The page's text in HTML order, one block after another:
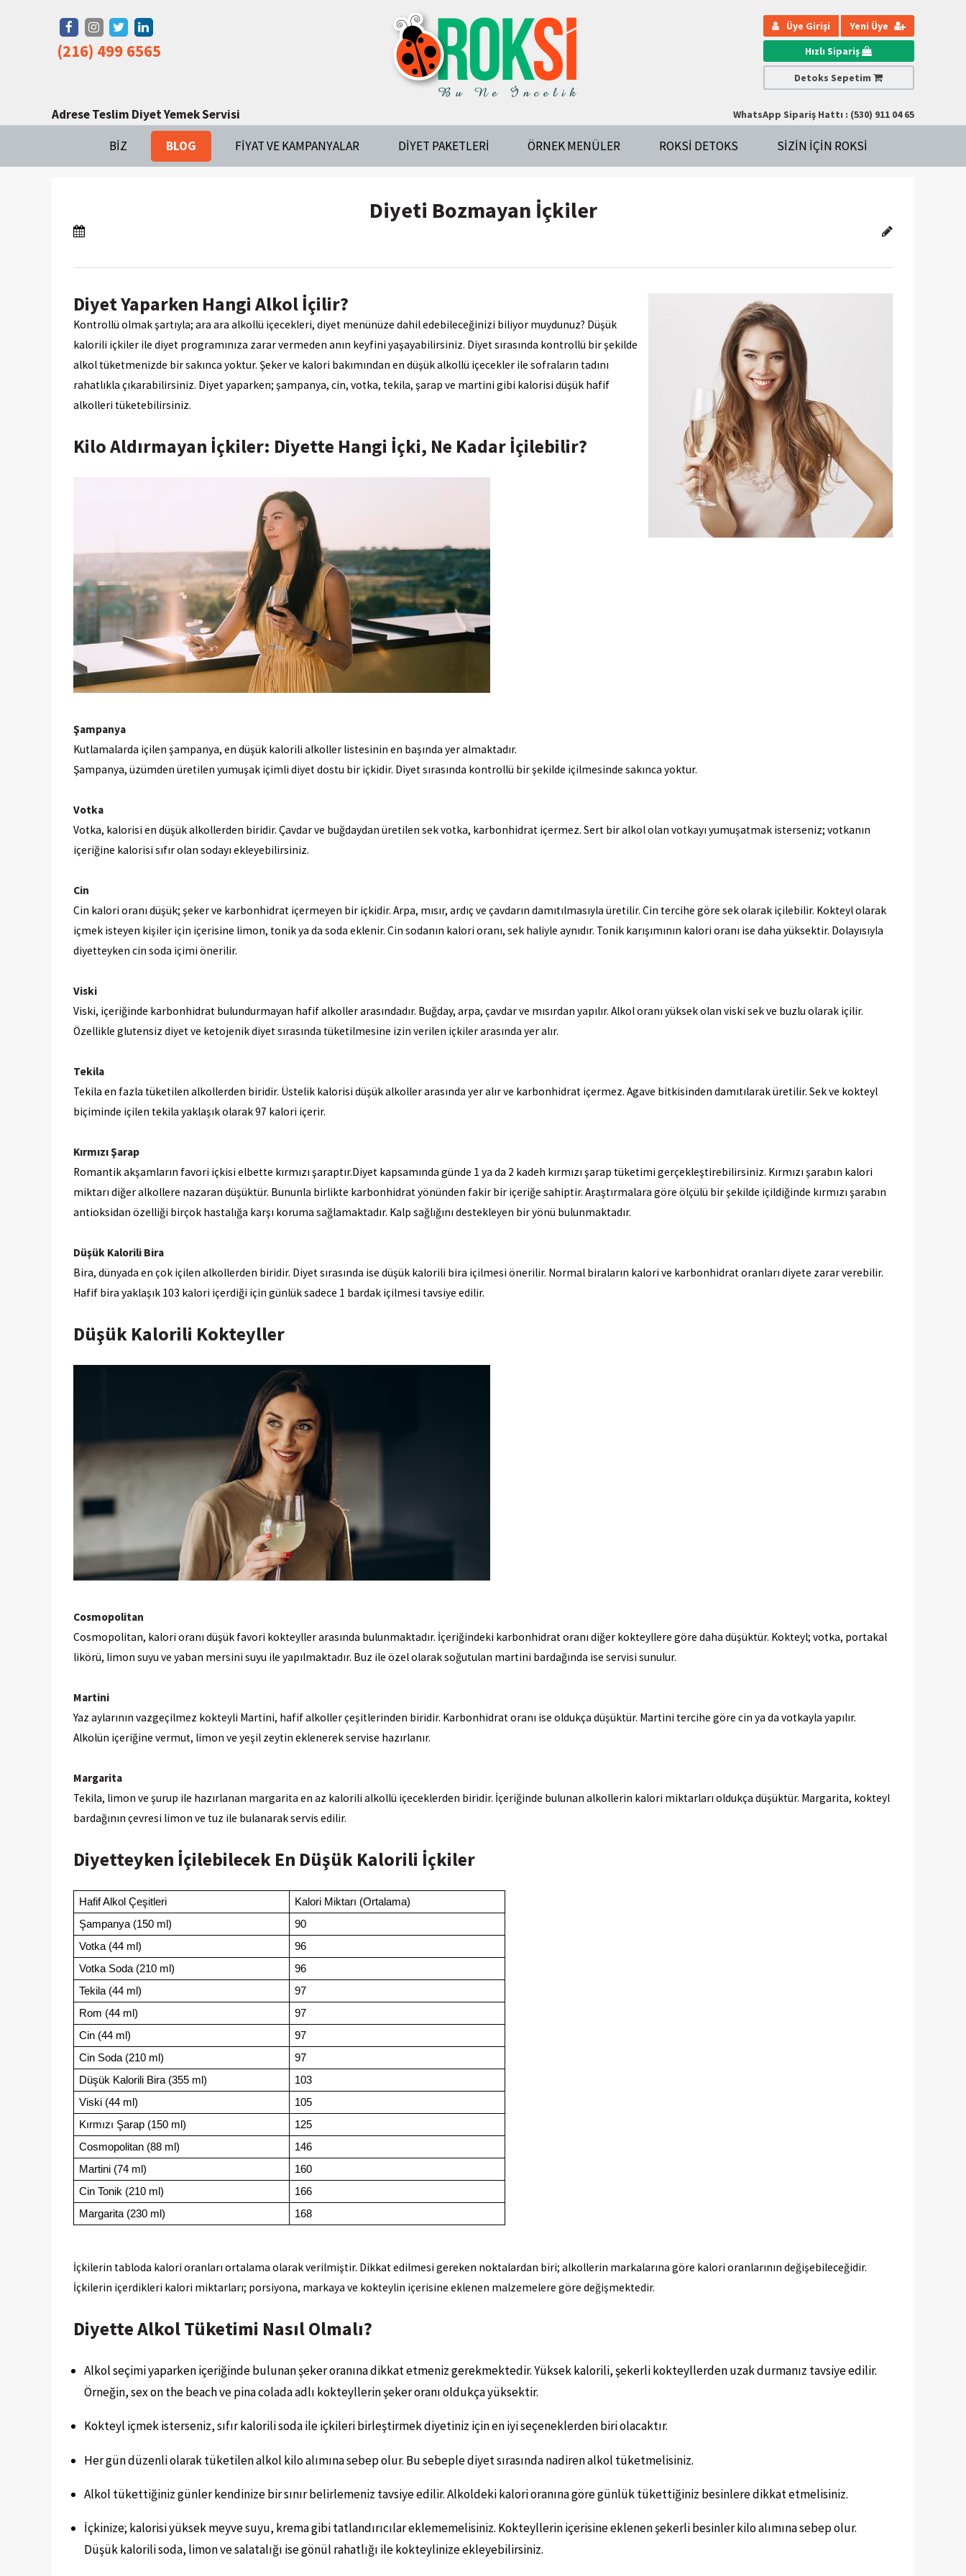
Adrese Teslim Diyet Yemek Servisi WhatsApp Sipariş Hattı : (530) 911 04 65
(216) 499 6565
Üye Girişi
Yeni Üye
Hızlı Sipariş
Detoks Sepetim
BIZ BLOG FIYAT VE KAMPANYALAR DIYET PAKETLERI ÖRNEK MENÜLER ROKSI DETOKS SIZIN IÇIN ROKSI
Diyeti Bozmayan İçkiler
Diyet Yaparken Hangi Alkol İçilir?
Kontrollü olmak şartıyla; ara ara alkollü içecekleri, diyet menünüze dahil edebileceğinizi biliyor muydunuz? Düşük
kalorili içkiler ile diyet programınıza zarar vermeden anın keyfini yaşayabilirsiniz. Diyet sırasında kontrollü bir şekilde
alkol tüketmenizde bir sakınca yoktur. Şeker ve kalori bakımından en düşük alkollü içecekler ile sofraların tadını
rahatlıkla çıkarabilirsiniz. Diyet yaparken; şampanya, cin, votka, tekila, şarap ve martini gibi kalorisi düşük hafif
alkolleri tüketebilirsiniz.
Kilo Aldırmayan İçkiler: Diyette Hangi İçki, Ne Kadar İçilebilir?
Şampanya
Kutlamalarda içilen şampanya, en düşük kalorili alkoller listesinin en başında yer almaktadır.
Şampanya, üzümden üretilen yumuşak içimli diyet dostu bir içkidir. Diyet sırasında kontrollü bir şekilde içilmesinde sakınca yoktur.
Votka
Votka, kalorisi en düşük alkollerden biridir. Çavdar ve buğdaydan üretilen sek votka, karbonhidrat içermez. Sert bir alkol olan votkayı yumuşatmak isterseniz; votkanın
içeriğine kalorisi sıfır olan sodayı ekleyebilirsiniz.
Cin
Cin kalori oranı düşük; şeker ve karbonhidrat içermeyen bir içkidir. Arpa, mısır, ardıç ve çavdarın damıtılmasıyla üretilir. Cin tercihe göre sek olarak içilebilir. Kokteyl olarak
içmek isteyen kişiler için içerisine limon, tonik ya da soda eklenir. Cin sodanın kalori oranı, sek haliyle aynıdır. Tonik karışımının kalori oranı ise daha yüksektir. Dolayısıyla
diyetteyken cin soda içimi önerilir.
Viski
Viski, içeriğinde karbonhidrat bulundurmayan hafif alkoller arasındadır. Buğday, arpa, çavdar ve mısırdan yapılır. Alkol oranı yüksek olan viski sek ve buzlu olarak içilir.
Özellikle glutensiz diyet ve ketojenik diyet sırasında tüketilmesine izin verilen içkiler arasında yer alır.
Tekila
Tekila en fazla tüketilen alkollerden biridir. Üstelik kalorisi düşük alkoller arasında yer alır ve karbonhidrat içermez. Agave bitkisinden damıtılarak üretilir. Sek ve kokteyl
biçiminde içilen tekila yaklaşık olarak 97 kalori içerir.
Kırmızı Şarap
Romantik akşamların favori içkisi elbette kırmızı şaraptır.Diyet kapsamında günde 1 ya da 2 kadeh kırmızı şarap tüketimi gerçekleştirebilirsiniz. Kırmızı şarabın kalori
miktarı diğer alkollere nazaran düşüktür. Bununla birlikte karbonhidrat yönünden fakir bir içeriğe sahiptir. Araştırmalara göre ölçülü bir şekilde içildiğinde kırmızı şarabın
antioksidan özelliği birçok hastalığa karşı koruma sağlamaktadır. Kalp sağlığını destekleyen bir yönü bulunmaktadır.
Düşük Kalorili Bira
Bira, dünyada en çok içilen alkollerden biridir. Diyet sırasında ise düşük kalorili bira içilmesi önerilir. Normal biraların kalori ve karbonhidrat oranları diyete zarar verebilir.
Hafif bira yaklaşık 103 kalori içerdiği için günlük sadece 1 bardak içilmesi tavsiye edilir.
Düşük Kalorili Kokteyller
Cosmopolitan
Cosmopolitan, kalori oranı düşük favori kokteyller arasında bulunmaktadır. İçeriğindeki karbonhidrat oranı diğer kokteyllere göre daha düşüktür. Kokteyl; votka, portakal
likörü, limon suyu ve yaban mersini suyu ile yapılmaktadır. Buz ile özel olarak soğutulan martini bardağında ise servisi sunulur.
Martini
Yaz aylarının vazgeçilmez kokteyli Martini, hafif alkoller çeşitlerinden biridir. Karbonhidrat oranı ise oldukça düşüktür. Martini tercihe göre cin ya da votkayla yapılır.
Alkolün içeriğine vermut, limon ve yeşil zeytin eklenerek servise hazırlanır.
Margarita
Tekila, limon ve şurup ile hazırlanan margarita en az kalorili alkollü içeceklerden biridir. İçeriğinde bulunan alkollerin kalori miktarları oldukça düşüktür. Margarita, kokteyl
bardağının çevresi limon ve tuz ile bulanarak servis edilir.
Diyetteyken İçilebilecek En Düşük Kalorili İçkiler
Hafif Alkol Çeşitleri
Kalori Miktarı (Ortalama)
Şampanya (150 ml)
90
Votka (44 ml)
96
Votka Soda (210 ml)
96
Tekila (44 ml)
97
Rom (44 ml)
97
Cin (44 ml)
97
Cin Soda (210 ml)
97
Düşük Kalorili Bira (355 ml)
103
Viski (44 ml)
105
Kırmızı Şarap (150 ml)
125
Cosmopolitan (88 ml)
146
Martini (74 ml)
160
Cin Tonik (210 ml)
166
Margarita (230 ml)
168
İçkilerin tabloda kalori oranları ortalama olarak verilmiştir. Dikkat edilmesi gereken noktalardan biri; alkollerin markalarına göre kalori oranlarının değişebileceğidir.
İçkilerin içerdikleri kalori miktarları; porsiyona, markaya ve kokteylin içerisine eklenen malzemelere göre değişmektedir.
Diyette Alkol Tüketimi Nasıl Olmalı?
Alkol seçimi yaparken içeriğinde bulunan şeker oranına dikkat etmeniz gerekmektedir. Yüksek kalorili, şekerli kokteyllerden uzak durmanız tavsiye edilir.
Örneğin, sex on the beach ve pina colada adlı kokteyllerin şeker oranı oldukça yüksektir.
Kokteyl içmek isterseniz, sıfır kalorili soda ile içkileri birleştirmek diyetiniz için en iyi seçeneklerden biri olacaktır.
Her gün düzenli olarak tüketilen alkol kilo alımına sebep olur. Bu sebeple diyet sırasında nadiren alkol tüketmelisiniz.
Alkol tükettiğiniz günler kendinize bir sınır belirlemeniz tavsiye edilir. Alkoldeki kalori oranına göre günlük tükettiğiniz besinlere dikkat etmelisiniz.
İçkinize; kalorisi yüksek meyve suyu, krema gibi tatlandırıcılar eklememelisiniz. Kokteyllerin içerisine eklenen şekerli besinler kilo alımına sebep olur.
Düşük kalorili soda, limon ve salatalığı ise gönül rahatlığı ile kokteylinize ekleyebilirsiniz.